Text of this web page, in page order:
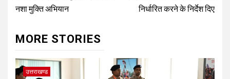
नशा मुक्ति अभियान
निर्धारित करने के निर्देश दिए
MORE STORIES
उत्तराखण्ड